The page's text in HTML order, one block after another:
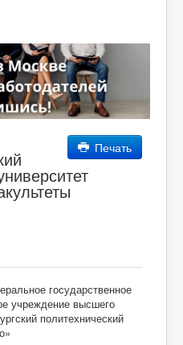
Печать
государственное
учреждение высшего
политехнический